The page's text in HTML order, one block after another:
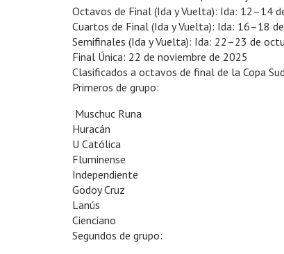
Octavos de Final (Ida y Vuelta): Ida: 12–14
Cuartos de Final (Ida y Vuelta): Ida: 16–18
Semifinales (Ida y Vuelta): Ida: 22–23 de
Final Única: 22 de noviembre de 2025
Clasificados a octavos de final de la Copa
Primeros de grupo:
Muschuc Runa
Huracán
U Católica
Fluminense
Independiente
Godoy Cruz
Lanús
Cienciano
Segundos de grupo: